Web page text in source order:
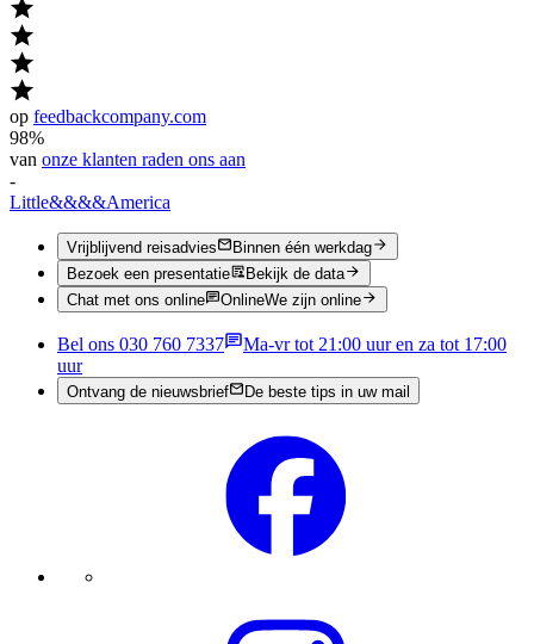
op feedbackcompany.com
98%
van onze klanten raden ons aan
-
Little&&&&America
Vrijblijvend reisadvies
Binnen één werkdag
Bezoek een presentatie
Bekijk de data
Chat met ons online
OnlineWe zijn online
Bel ons 030 760 7337
Ma-vr tot 21:00 uur en za tot 17:00
uur
Ontvang de nieuwsbrief De beste tips in uw mail